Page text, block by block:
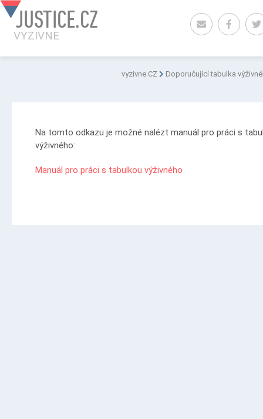
JUSTICE.CZ
VYZIVNE
vyzivne.CZ Doporučující tabulka
Na tomto odkazu je možné nalézt manuál pro práci s
výživného:
Manuál pro práci s tabulkou výživného